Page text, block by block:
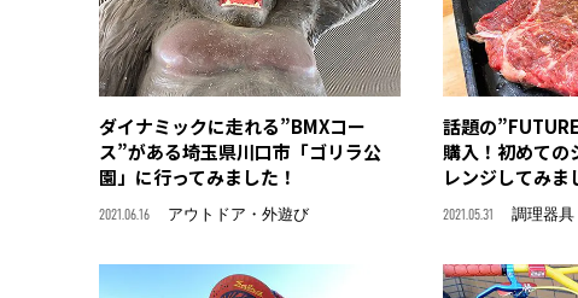
ダイナミックに走れる”BMXコー
ス”がある埼玉県川口市「ゴリラ公
園」に行ってみました！
2021.06.16 アウトドア・外遊び
話題の
購入！初めての
レンジしてみま
2021.05.31 調理器具